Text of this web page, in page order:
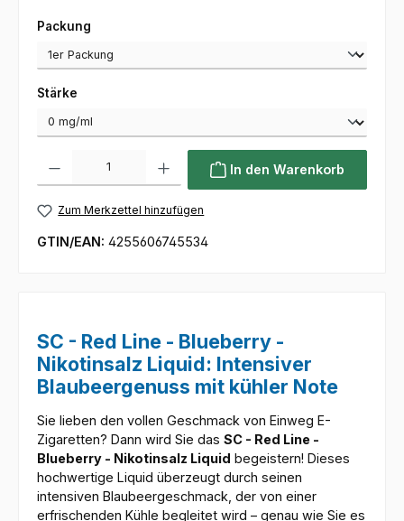
Packung
Stärke
In den Warenkorb
Zum Merkzettel hinzufügen
GTIN/EAN: 4255606745534
SC - Red Line - Blueberry -
Nikotinsalz Liquid: Intensiver
Blaubeergenuss mit kühler Note
Sie lieben den vollen Geschmack von Einweg E-
Zigaretten? Dann wird Sie das SC - Red Line -
Blueberry - Nikotinsalz Liquid begeistern! Dieses
hochwertige Liquid überzeugt durch seinen
intensiven Blaubeergeschmack, der von einer
erfrischenden Kühle begleitet wird – genau wie Sie es